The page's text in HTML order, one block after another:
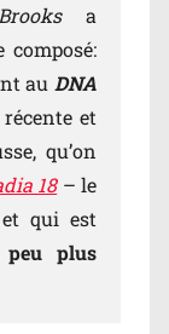
Brooks a
au DNA
et
qu’on
18– le
qui est
plus